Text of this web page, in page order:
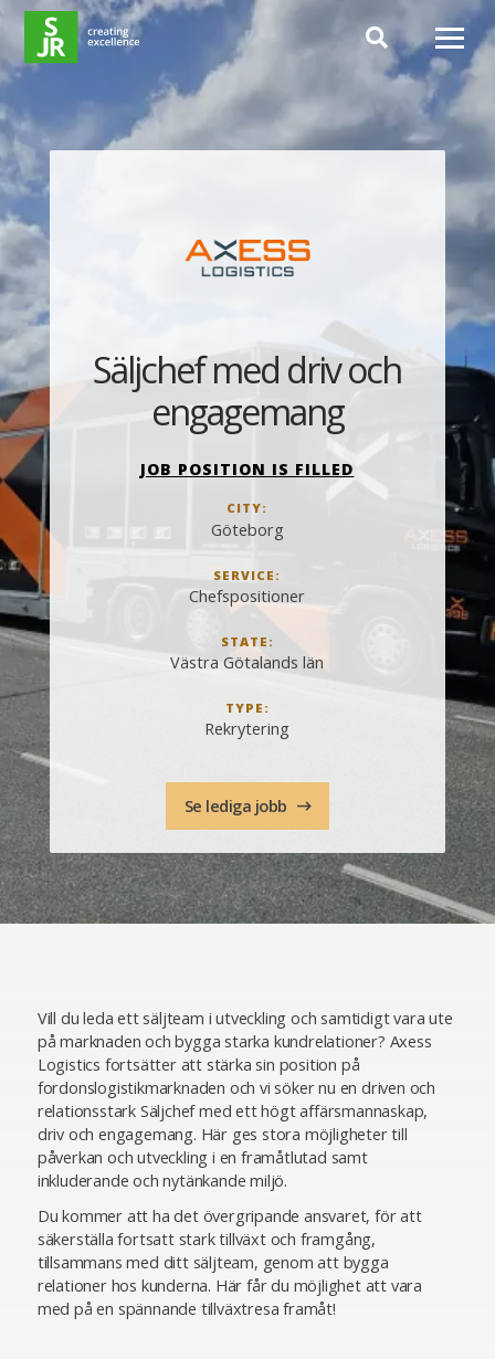
Hoppa till innehåll
JOB POSITION IS FILLED
CITY:
Göteborg
SERVICE:
Chefspositioner
STATE:
Västra Götalands län
TYPE:
Rekrytering
Säljchef med driv och
engagemang
Se lediga jobb
Vill du leda ett säljteam i utveckling och samtidigt vara ute
på marknaden och bygga starka kundrelationer? Axess
Logistics fortsätter att stärka sin position på
fordonslogistikmarknaden och vi söker nu en driven och
relationsstark Säljchef med ett högt affärsmannaskap,
driv och engagemang. Här ges stora möjligheter till
påverkan och utveckling i en framåtlutad samt
inkluderande och nytänkande miljö.
Du kommer att ha det övergripande ansvaret, för att
säkerställa fortsatt stark tillväxt och framgång,
tillsammans med ditt säljteam, genom att bygga
relationer hos kunderna. Här får du möjlighet att vara
med på en spännande tillväxtresa framåt!